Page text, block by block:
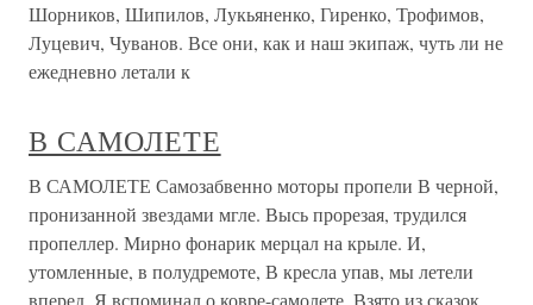
Шорников, Шипилов, Лукьяненко, Гиренко, Трофимов,
Луцевич, Чуванов. Все они, как и наш экипаж, чуть ли не
ежедневно летали к
В САМОЛЕТЕ
В САМОЛЕТЕ Самозабвенно моторы пропели В черной,
пронизанной звездами мгле. Высь прорезая, трудился
пропеллер. Мирно фонарик мерцал на крыле. И,
утомленные, в полудремоте, В кресла упав, мы летели
вперед. Я вспоминал о ковре-самолете. Взято из сказок